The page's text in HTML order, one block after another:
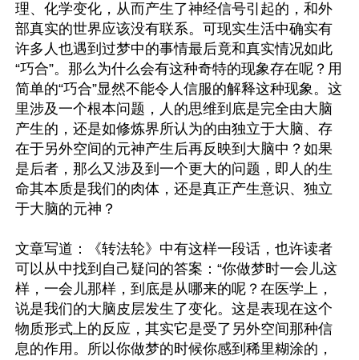
理、化学变化，从而产生了神经信号引起的，和外
部真实的世界应该没有联系。可现实生活中确实有
许多人也遇到过梦中的事情最后竟和真实情况如此
“巧合”。那么为什么会有这种奇特的现象存在呢？用
简单的“巧合”显然不能令人信服的解释这种现象。这
里涉及一个根本问题，人的思维到底是完全由大脑
产生的，还是如修炼界所认为的由独立于大脑、存
在于另外空间的元神产生后再反映到大脑中？如果
是后者，那么又涉及到一个更大的问题，即人的生
命其本质是我们的肉体，还是真正产生意识、独立
于大脑的元神？
文章写道：《转法轮》中有这样一段话，也许读者
可以从中找到自己疑问的答案：“你做梦时一会儿这
样，一会儿那样，到底是从哪来的呢？在医学上，
说是我们的大脑皮层发生了变化。这是表现在这个
物质形式上的反应，其实它是受了另外空间那种信
息的作用。所以你做梦的时候你感到稀里糊涂的，